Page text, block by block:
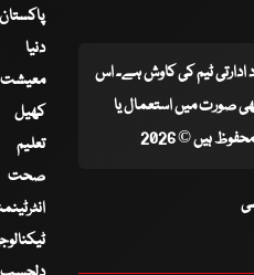
ادارتی ٹیم کی کاوش ہے۔ اس
صورت میں استعمال یا
ہیں © 2026
پاکستان
دنیا
معیشت
کھیل
تعلیم
صحت